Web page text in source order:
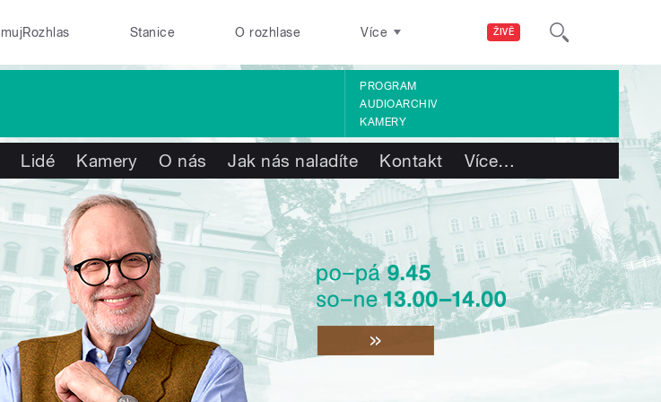
ŽIVĚ
mujRozhlas Stanice O rozhlase Více
PROGRAM
AUDIOARCHIV
KAMERY
Lidé Kamery O nás Jak nás naladíte Kontakt Více…